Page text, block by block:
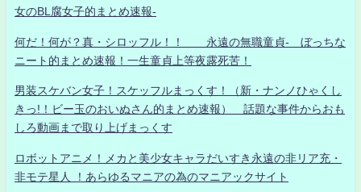
女のBL腐女子的まとめ速報-
何だ！何が？真・シロッフル！！ 永遠の無職童貞- ぼっちな
ニート的まとめ速報！一生童貞上等夜露死苦！
男装スケバン女子！スケッフルまっくす！（新・ナンノひゃくし
きっ!！ビー玉のおいぬさん的まとめ速報） 話題な事件からおも
しろ動画まで取り上げまっくす
ロボットアニメ！メカと美少女キャラだいすき永遠の非リア充・
非モテ星人 ！あらゆるマニアの為のマニアックサイト